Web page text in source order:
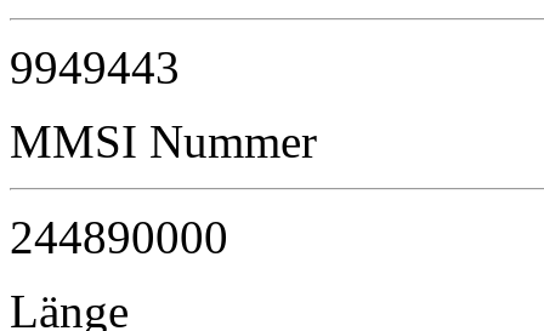
9949443
MMSI Nummer
244890000
Länge